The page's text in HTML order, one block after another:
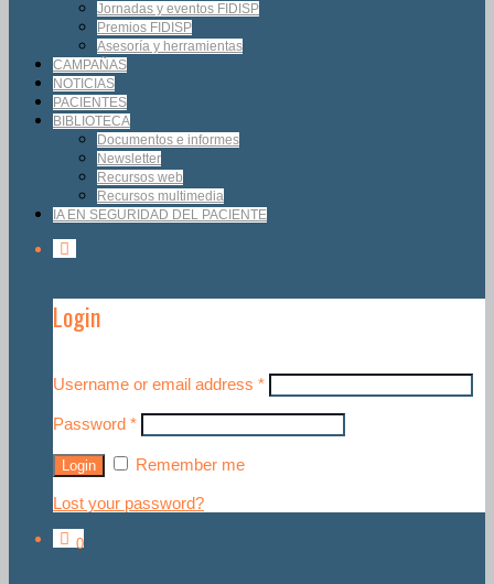
Jornadas y eventos FIDISP
Premios FIDISP
Asesoría y herramientas
CAMPAÑAS
NOTICIAS
PACIENTES
BIBLIOTECA
Documentos e informes
Newsletter
Recursos web
Recursos multimedia
IA EN SEGURIDAD DEL PACIENTE
Login
Username or email address *
Password *
Remember me
Lost your password?
0